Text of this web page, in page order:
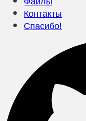
Контакты
Спасибо!